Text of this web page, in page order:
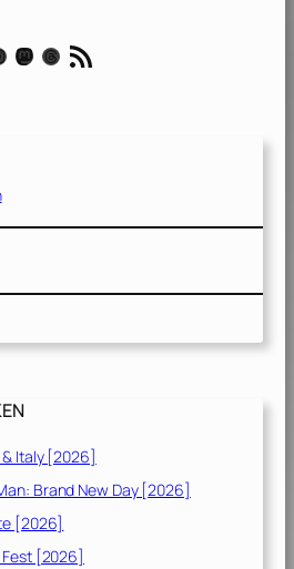
Mastodon Threads RSS-Feed
& Italy [2026]
Brand New Day [2026]
[2026]
[2026]